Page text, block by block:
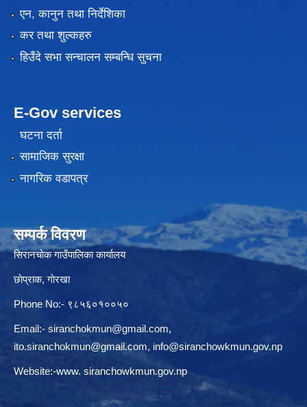
एन, कानुन तथा निर्देशिका
कर तथा शुल्कहरु
हिउँदे सभा सन्चालन सम्बन्धि सुचना
E-Gov services
घटना दर्ता
सामाजिक सुरक्षा
नागरिक वडापत्र
सम्पर्क विवरण
सिरानचोक गाउँपालिका कार्यालय
छाेप्राक, गाेरखा
Phone No:- ९८५६०१००५०
Email:- siranchokmun@gmail.com,
ito.siranchokmun@gmail.com, info@siranchowkmun.gov.np
Website:-www. siranchowkmun.gov.np